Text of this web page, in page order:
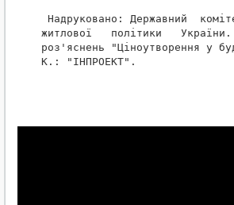
Надруковано: Державний
житлової   політики
роз'яснень "Ціноутворення у
К.: "ІНПРОЕКТ".